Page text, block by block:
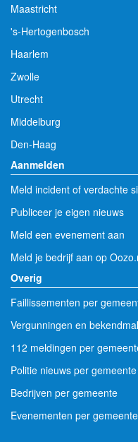
Maastricht
's-Hertogenbosch
Haarlem
Zwolle
Utrecht
Middelburg
Den-Haag
Aanmelden
Meld incident of verdachte
Publiceer je eigen nieuws
Meld een evenement aan
Meld je bedrijf aan op
Overig
Faillissementen per
Vergunningen en
112 meldingen per
Politie nieuws per gemeente
Bedrijven per gemeente
Evenementen per gemeente